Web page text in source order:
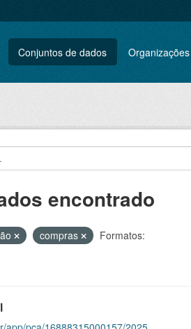
Conjuntos de dados Organizações
encontrado
compras
Formatos: